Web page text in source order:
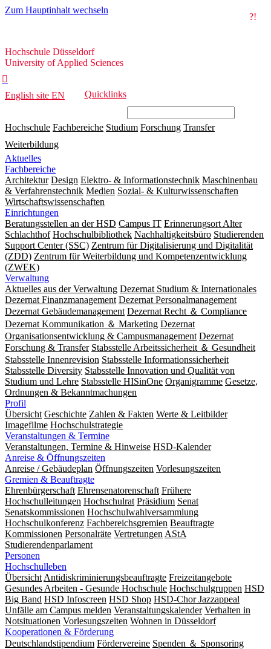
Zum Hauptinhalt wechseln
?!
Hochschule
Düsseldorf
Hochschule Düsseldorf
University of Applied Sciences

English site EN Quicklinks
Hochschule Fachbereiche Studium Forschung Transfer
Weiterbildung
Aktuelles
Fachbereiche
Architektur Design Elektro- & Informationstechnik Maschinenbau
& Verfahrenstechnik Medien Sozial- & Kulturwissenschaften
Wirtschaftswissenschaften
Einrichtungen
Beratungsstellen an der HSD Campus IT Erinnerungsort Alter
Schlachthof Hochschulbibliothek Nachhaltigkeitsbüro Studierenden
Support Center (SSC) Zentrum für Digitalisierung und Digitalität
(ZDD) Zentrum für Weiterbildung und Kompetenzentwicklung
(ZWEK)
Verwaltung
Aktuelles aus der Verwaltung Dezernat Studium & Internationales
Dezernat Finanzmanagement Dezernat Personalmanagement
Dezernat Gebäudemanagement Dezernat Recht ＆ Compliance
Dezernat Kommunikation ＆ Marketing Dezernat
Organisationsentwicklung & Campusmanagement Dezernat
Forschung & Transfer Stabsstelle Arbeitssicherheit ＆ Gesundheit
Stabsstelle Innenrevision Stabsstelle In­for­ma­ti­ons­sicher­heit
Stabsstelle Diversity Stabsstelle Innovation und Qualität von
Studium und Lehre Stabsstelle HISinOne Organigramme Gesetze,
Ordnungen & Bekanntmachungen
Profil
Übersicht Geschichte Zahlen & Fakten Werte & Leitbilder
Imagefilme Hochschulstrategie
Veranstaltungen & Termine
Veranstaltungen, Termine & Hinweise HSD-Kalender
Anreise & Öffnungszeiten
Anreise / Gebäudeplan Öffnungszeiten Vorlesungszeiten
Gremien & Beauftragte
Ehrenbürgerschaft Ehrensenatorenschaft Frühere
Hochschulleitungen Hochschulrat Präsidium Senat
Senatskommissionen Hochschulwahlversammlung
Hochschulkonferenz Fachbereichsgremien Beauftragte
Kommissionen Personalräte Vertretungen AStA
Studierendenparlament
Personen
Hochschulleben
Übersicht Antidiskriminierungsbeauftragte Freizeitangebote
Gesundes Arbeiten - Gesunde Hochschule Hochschulgruppen HSD
Big Band HSD Infoscreen HSD Shop HSD-Chor Jazzappeal
Unfälle am Campus melden Veranstaltungskalender Verhalten in
Notsituationen Vorlesungszeiten Wohnen in Düsseldorf
Kooperationen & Förderung
Deutschlandstipendium Fördervereine Spenden ＆ Sponsoring